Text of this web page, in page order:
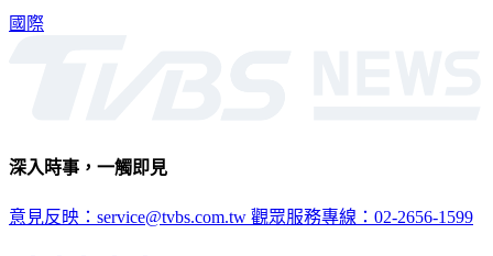
國際
深入時事，一觸即見
意見反映：service@tvbs.com.tw 觀眾服務專線：02-2656-1599